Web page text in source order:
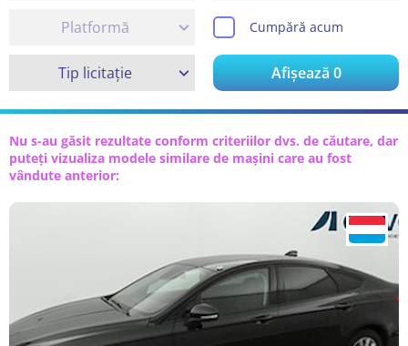
Platformă Cumpără acum
Tip licitație Afișează0
Nu s-au găsit rezultate conform criteriilor dvs. de căutare, dar
puteți vizualiza modele similare de mașini care au fost
vândute anterior: